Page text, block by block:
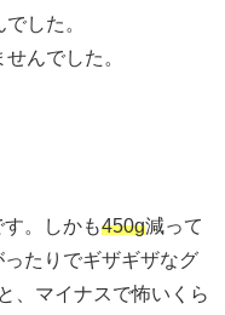
した。
んでした。
。しかも450g減って
たりでギザギザなグ
、マイナスで怖いくら